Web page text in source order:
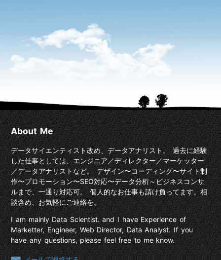
About Me
データサイエンティスト改め、データアナリスト。 過去に経験
した仕事としては、エンジニア／ディレクター／マーケッター
／データアナリストなど。 デザイン〜コーディング〜サイト制
作〜プロモーション〜SEO対応〜データ分析～ビジネスコンサ
ルまで、一通り対応可。 個人的なお仕事も請け負ってます。相
談含め、お気軽にご連絡を。
I am mainly Data Scientist. and I have Experience of
Marketter, Engineer, Web Director, Data Analyst. If you
have any questions, please feel free to me know.